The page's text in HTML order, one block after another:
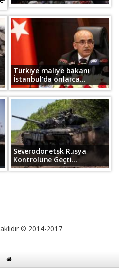
Türkiye maliye bakanı
İstanbul’da onlarca...
Severodonetsk Rusya
Kontrolüne Geçti...
© 2014-2017